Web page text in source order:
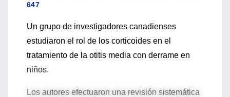
647
Un grupo de investigadores canadienses
estudiaron el rol de los corticoides en el
tratamiento de la otitis media con derrame en
niños.
Los autores efectuaron una revisión sistemática